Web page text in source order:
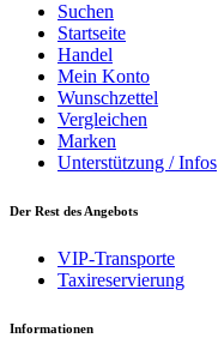
Suchen
Startseite
Handel
Mein Konto
Wunschzettel
Vergleichen
Marken
Unterstützung / Infos
Der Rest des Angebots
VIP-Transporte
Taxireservierung
Informationen